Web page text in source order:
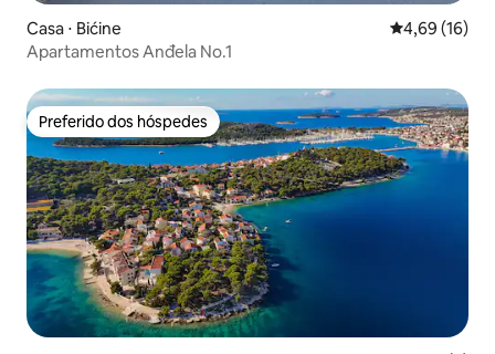
Casa ⋅ Bićine 4,69 de uma
4,69 (16)
Apartamentos Anđela No.1
Preferido dos hóspedes
Preferido dos hóspedes